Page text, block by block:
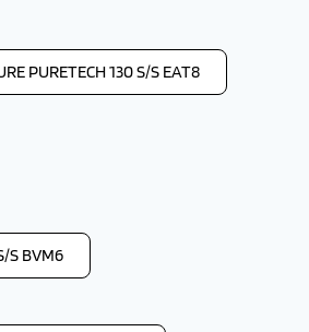
PURETECH 130 S/S EAT8
S BVM6